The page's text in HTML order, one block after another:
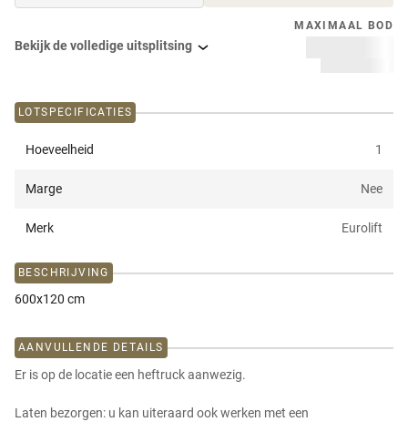
MAXIMAAL BOD
Bekijk de volledige uitsplitsing
LOTSPECIFICATIES
Hoeveelheid 1
Marge Nee
Merk Eurolift
BESCHRIJVING
600x120 cm
AANVULLENDE DETAILS
Er is op de locatie een heftruck aanwezig.
Laten bezorgen: u kan uiteraard ook werken met een